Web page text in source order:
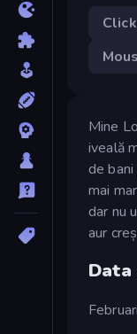
Mine
iveală
de
mai
dar nu
aur
Data